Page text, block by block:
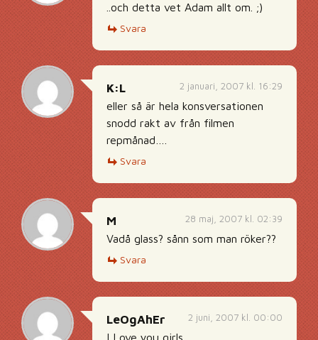
..och detta vet Adam allt om. ;)
Svara
2 januari, 2007 kl. 16:29
K:L
eller så är hela konsversationen
snodd rakt av från filmen
repmånad….
Svara
28 maj, 2007 kl. 02:39
M
Vadå glass? sånn som man röker??
Svara
2 juni, 2007 kl. 00:00
LeOgAhEr
I Love you girls